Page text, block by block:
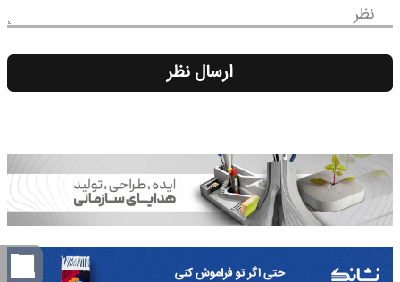
نظر
ارسال نظر